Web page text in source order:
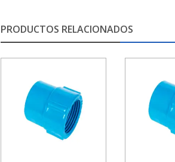
PRODUCTOS RELACIONADOS